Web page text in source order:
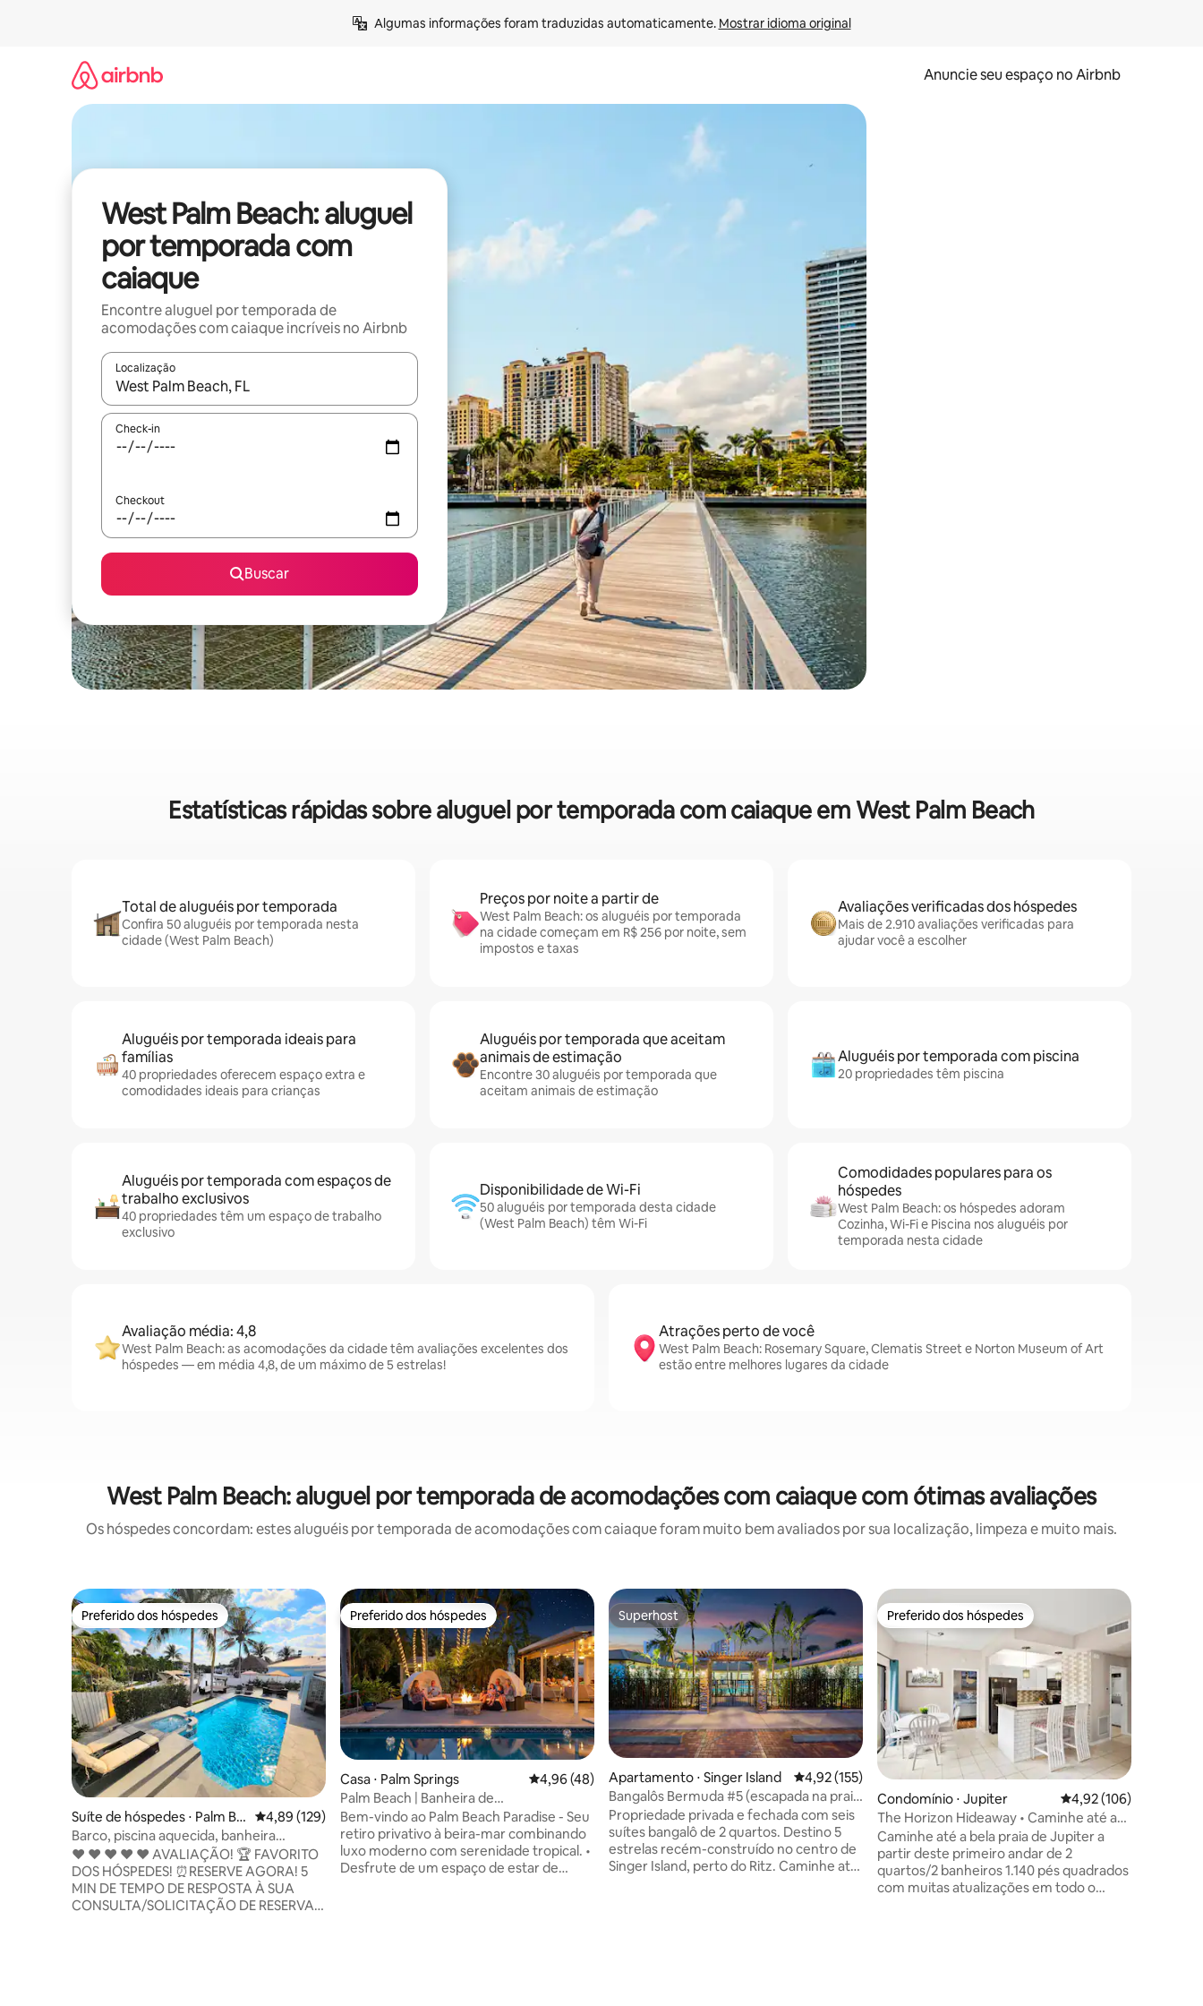
Algumas informações foram traduzidas automaticamente. Mostrar idioma original
Anuncie seu espaço no Airbnb
West Palm Beach: aluguel
por temporada com
caiaque
Encontre aluguel por temporada de
acomodações com caiaque incríveis no Airbnb
Localização
Quando os resultados estiverem disponíveis, explore-os usando as seta para cima e para baixo do teclado ou tocando e deslizando o dedo na tela.
Check-in
Checkout
Buscar
Estatísticas rápidas sobre aluguel por temporada com caiaque em West Palm Beach
Total de aluguéis por temporada
Confira 50 aluguéis por temporada nesta
cidade (West Palm Beach)
Preços por noite a partir de
West Palm Beach: os aluguéis por temporada
na cidade começam em R$ 256 por noite, sem
impostos e taxas
Avaliações verificadas dos hóspedes
Mais de 2.910 avaliações verificadas para
ajudar você a escolher
Aluguéis por temporada ideais para
famílias
40 propriedades oferecem espaço extra e
comodidades ideais para crianças
Aluguéis por temporada que aceitam
animais de estimação
Encontre 30 aluguéis por temporada que
aceitam animais de estimação
Aluguéis por temporada com piscina
20 propriedades têm piscina
Aluguéis por temporada com espaços de
trabalho exclusivos
40 propriedades têm um espaço de trabalho
exclusivo
Disponibilidade de Wi-Fi
50 aluguéis por temporada desta cidade
(West Palm Beach) têm Wi-Fi
Comodidades populares para os
hóspedes
West Palm Beach: os hóspedes adoram
Cozinha, Wi-Fi e Piscina nos aluguéis por
temporada nesta cidade
Avaliação média: 4,8
West Palm Beach: as acomodações da cidade têm avaliações excelentes dos
hóspedes — em média 4,8, de um máximo de 5 estrelas!
Atrações perto de você
West Palm Beach: Rosemary Square, Clematis Street e Norton Museum of Art
estão entre melhores lugares da cidade
West Palm Beach: aluguel por temporada de acomodações com caiaque com ótimas avaliações
Os hóspedes concordam: estes aluguéis por temporada de acomodações com caiaque foram muito bem avaliados por sua localização, limpeza e muito mais.
Preferido dos hóspedes
Preferido dos hóspedes
Suíte de hóspedes ⋅ Palm Be
ach Gardens
4,89 de uma avaliação média de 5, 129 avaliações
4,89 (129)
Barco, piscina aquecida, banheira
quente, caiaque, 5 min da praia
❤️ ❤️ ❤️ ❤️ ❤️ AVALIAÇÃO! 🏆 FAVORITO
DOS HÓSPEDES! ⏰RESERVE AGORA! 5
MIN DE TEMPO DE RESPOSTA À SUA
CONSULTA/SOLICITAÇÃO DE RESERVA E
Preferido dos hóspedes
Preferido dos hóspedes
Casa ⋅ Palm Springs 4,96 de uma avaliação média de 5, 48 avaliações
4,96 (48)
Palm Beach | Banheira de
hidromassagem e lareira sob as estrelas
Bem-vindo ao Palm Beach Paradise - Seu
retiro privativo à beira-mar combinando
luxo moderno com serenidade tropical. •
Desfrute de um espaço de estar de
Superhost
Superhost
Apartamento ⋅ Singer Island 4,92 de uma avaliação média de 5, 155 avaliações
4,92 (155)
Bangalôs Bermuda #5 (escapada na praia
de Singer Island)
Propriedade privada e fechada com seis
suítes bangalô de 2 quartos. Destino 5
estrelas recém-construído no centro de
Singer Island, perto do Ritz. Caminhe até
Preferido dos hóspedes
Preferido dos hóspedes
Condomínio ⋅ Jupiter 4,92 de uma avaliação
4,92 (106)
The Horizon Hideaway • Caminhe até a
praia!
Caminhe até a bela praia de Jupiter a
partir deste primeiro andar de 2
quartos/2 banheiros 1.140 pés quadrados
com muitas atualizações em todo o